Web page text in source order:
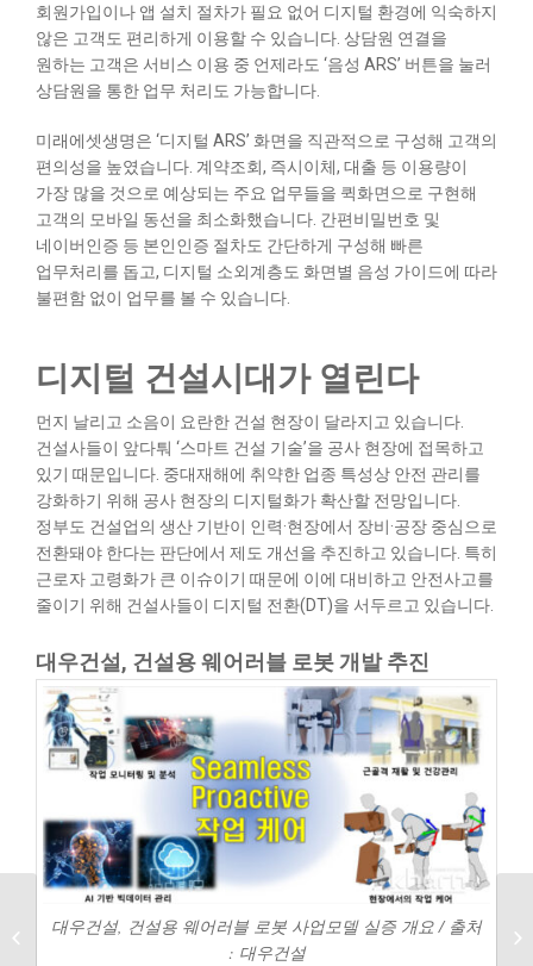
회원가입이나 앱 설치 절차가 필요 없어 디지털 환경에 익숙하지
않은 고객도 편리하게 이용할 수 있습니다. 상담원 연결을
원하는 고객은 서비스 이용 중 언제라도 ‘음성 ARS’ 버튼을 눌러
상담원을 통한 업무 처리도 가능합니다.
미래에셋생명은 ‘디지털 ARS’ 화면을 직관적으로 구성해 고객의
편의성을 높였습니다. 계약조회, 즉시이체, 대출 등 이용량이
가장 많을 것으로 예상되는 주요 업무들을 퀵화면으로 구현해
고객의 모바일 동선을 최소화했습니다. 간편비밀번호 및
네이버인증 등 본인인증 절차도 간단하게 구성해 빠른
업무처리를 돕고, 디지털 소외계층도 화면별 음성 가이드에 따라
불편함 없이 업무를 볼 수 있습니다.
디지털 건설시대가 열린다
먼지 날리고 소음이 요란한 건설 현장이 달라지고 있습니다.
건설사들이 앞다퉈 ‘스마트 건설 기술’을 공사 현장에 접목하고
있기 때문입니다. 중대재해에 취약한 업종 특성상 안전 관리를
강화하기 위해 공사 현장의 디지털화가 확산할 전망입니다.
정부도 건설업의 생산 기반이 인력·현장에서 장비·공장 중심으로
전환돼야 한다는 판단에서 제도 개선을 추진하고 있습니다. 특히
근로자 고령화가 큰 이슈이기 때문에 이에 대비하고 안전사고를
줄이기 위해 건설사들이 디지털 전환(DT)을 서두르고 있습니다.
대우건설, 건설용 웨어러블 로봇 개발 추진
대우건설, 건설용 웨어러블 로봇 사업모델 실증 개요 / 출처
: 대우건설
제조업 AIoT의 미래, AI